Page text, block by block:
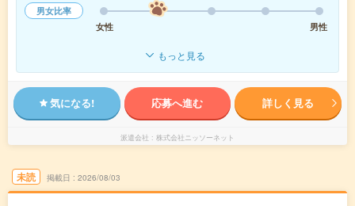
男女比率
女性
男性
もっと見る
気になる! 応募へ進む 詳しく見る
派遣会社 株式会社ニッソーネット
未読 掲載日 2026/08/03